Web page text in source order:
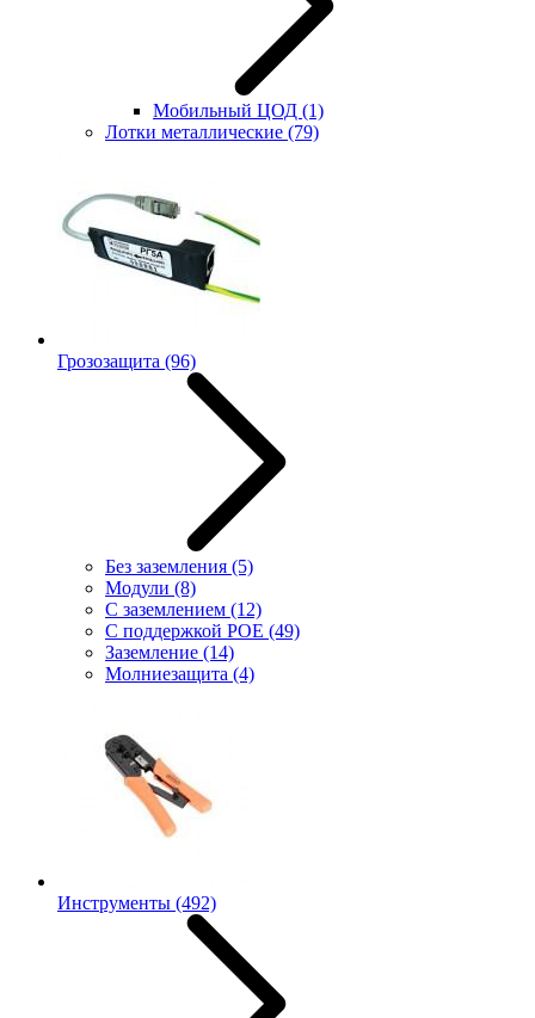
Мобильный ЦОД (1)
Лотки металлические (79)
Грозозащита (96)
Без заземления (5)
Модули (8)
С заземлением (12)
С поддержкой POE (49)
Заземление (14)
Молниезащита (4)
Инструменты (492)